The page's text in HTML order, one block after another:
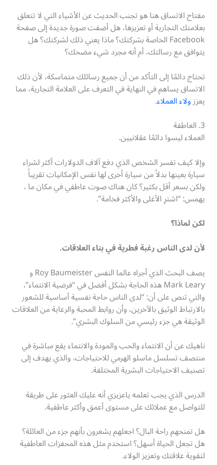
مفتاح الاتساق هنا هو تجنب الحديث عن الأشياء التي لا تتعلق
بعلامتك التجارية أو تعزيزها، هل أضفت صورة جديدة إلى صفحة
Facebook الخاصة بشركتك؟ ماذا يعني ذلك لشركتك؟ هل
يتوافق مع رسالتك، أم أنه مجرد شيء مضحك؟
تحتاج دائمًا إلى التأكد من أن جميع رسائلك متماسكة، لأن ذلك
الاتساق يساهم في النهاية في التعرف على العلامة التجارية، مما
يعززولاء العملاء.
3. العاطفة
العملاء ليسوا دائمًا عقلانيين.
وإلا كيف تفسر الشخص الذي دفع آلاف الدولارات أكثر لشراء
سيارة بعينها بدلاً من سيارة أخرى لها نفس الإمكانيات تقريباً
ولكن بسعر أقل بكثير؟ كان هناك صوت عاطفي في مكان ما ،
يهمس: “اشترِ الأغلى والأكثر فخامة”.
لكن لماذا؟
لأن لدى الناس رغبة فطرية في بناء العلاقات.
يصف البحث الذي أجراه عالما النفس Roy Baumeister و
Mark Leary هذه الحاجة بشكل أفضل في “فرضية الانتماء”،
والتي تنص على أن: “لدى الناس حاجة نفسية أساسية للشعور
بالارتباط الوثيق بالآخرين، وأن روابط المحبة والرعاية من العلاقات
الوثيقة هي جزء رئيسي من السلوك البشري”.
ناهيك عن أن الانتماء والحب والمودة والانتماء يقع مباشرة في
منتصف تسلسل ماسلو الهرمي للاحتياجات، والذي يهدف إلى
تصنيف الاحتياجات البشرية المختلفة.
الدرس الذي يجب تعلمه ياعزيزي أنه عليك العثور على طريقة
للتواصل مع عملائك على مستوى أعمق وأكثر عاطفية.
هل تمنحهم راحة البال؟ اجعلهم يشعرون بأنهم جزء من العائلة؟
هل تجعل الحياة أسهل؟ استخدم مثل هذه المحفزات العاطفية
لتقوية علاقتك وتعزيز الولاء.